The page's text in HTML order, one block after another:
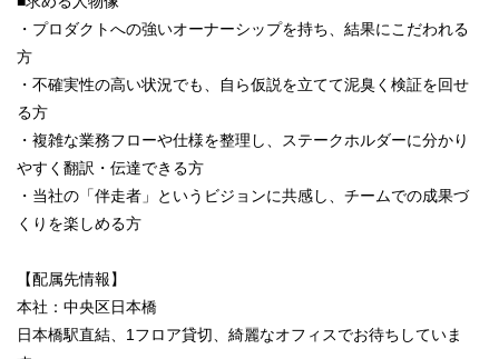
・プロダクトへの強いオーナーシップを持ち、結果にこだわれる
方
・不確実性の高い状況でも、自ら仮説を立てて泥臭く検証を回せ
る方
・複雑な業務フローや仕様を整理し、ステークホルダーに分かり
やすく翻訳・伝達できる方
・当社の「伴走者」というビジョンに共感し、チームでの成果づ
くりを楽しめる方
【配属先情報】
本社：中央区日本橋
日本橋駅直結、1フロア貸切、綺麗なオフィスでお待ちしていま